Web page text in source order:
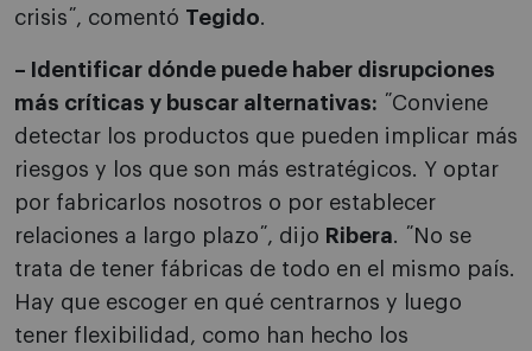
crisis˝, comentó Tegido.
– Identificar dónde puede haber disrupciones
más críticas y buscar alternativas: ˝Conviene
detectar los productos que pueden implicar más
riesgos y los que son más estratégicos. Y optar
por fabricarlos nosotros o por establecer
relaciones a largo plazo˝, dijo Ribera. ˝No se
trata de tener fábricas de todo en el mismo país.
Hay que escoger en qué centrarnos y luego
tener flexibilidad, como han hecho los